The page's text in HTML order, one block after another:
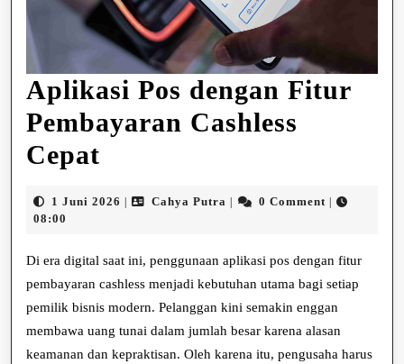
Aplikasi Pos dengan Fitur
Pembayaran Cashless
Cepat
dengan
Fitur
Pembayaran
Cashless
Cepat
1 Juni 2026 1
Cahya Putra Cahya0 Comment
08:00
Di era digital saat ini, penggunaan aplikasi pos dengan fitur
pembayaran cashless menjadi kebutuhan utama bagi setiap
pemilik bisnis modern. Pelanggan kini semakin enggan
membawa uang tunai dalam jumlah besar karena alasan
keamanan dan kepraktisan. Oleh karena itu, pengusaha harus